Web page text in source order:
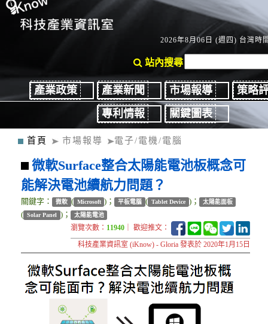
2026年8月06日 (週四) 台灣時
站內搜尋
產業政策 產業新聞 市場報導
策略
專利情報
關鍵圖表
首頁 市場報導 電子/電機/電腦
微軟Surface整合太陽能電池板概念可
能解決電池續航力問題？
關鍵字： 微軟 ( Microsoft )； 平板電腦 ( Tablet Device )； 太陽能面板
( Solar Panel )； 太陽能電池
瀏覽次數： 11940 ｜ 歡迎推文：
科技產業資訊室 (iKnow) - Gloria 發表於 2020年1月15日